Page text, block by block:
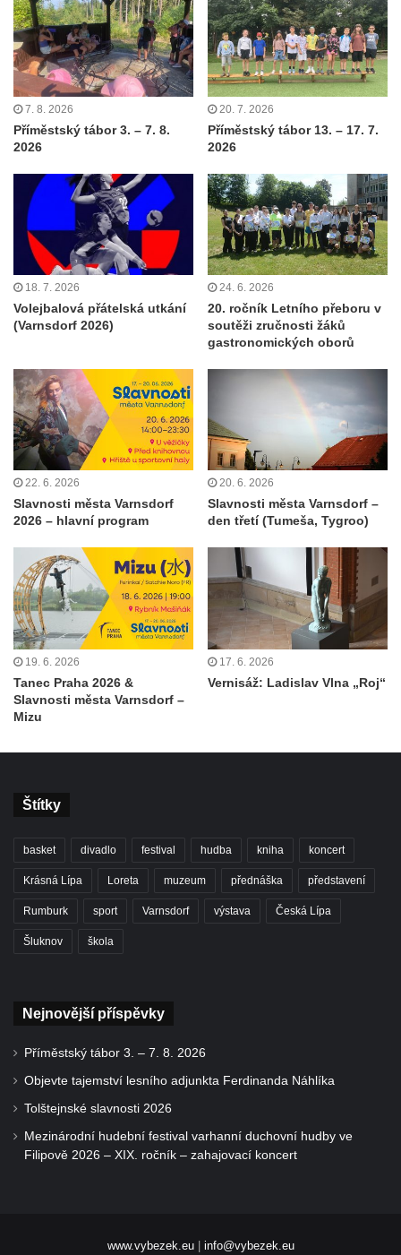
7. 8. 2026
Příměstský tábor 3. – 7. 8.
2026
20. 7. 2026
Příměstský tábor 13. – 17. 7.
2026
18. 7. 2026
Volejbalová přátelská utkání
(Varnsdorf 2026)
24. 6. 2026
20. ročník Letního přeboru v
soutěži zručnosti žáků
gastronomických oborů
22. 6. 2026
Slavnosti města Varnsdorf
2026 – hlavní program
20. 6. 2026
Slavnosti města Varnsdorf –
den třetí (Tumeša, Tygroo)
19. 6. 2026
Tanec Praha 2026 &
Slavnosti města Varnsdorf –
Mizu
17. 6. 2026
Vernisáž: Ladislav Vlna „Roj“
Štítky
basket divadlo festival hudba kniha koncert
Krásná Lípa Loreta muzeum přednáška představení
Rumburk sport Varnsdorf výstava Česká Lípa
Šluknov škola
Nejnovější příspěvky
Příměstský tábor 3. – 7. 8. 2026
Objevte tajemství lesního adjunkta Ferdinanda Náhlíka
Tolštejnské slavnosti 2026
Mezinárodní hudební festival varhanní duchovní hudby ve
Filipově 2026 – XIX. ročník – zahajovací koncert
www.vybezek.eu| info@vybezek.eu